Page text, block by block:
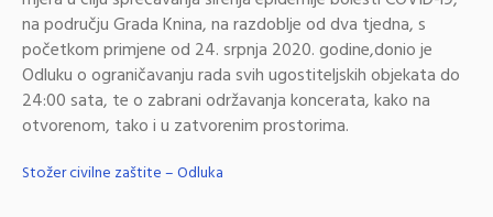
na području Grada Knina, na razdoblje od dva tjedna, s
početkom primjene od 24. srpnja 2020. godine,donio je
Odluku o ograničavanju rada svih ugostiteljskih objekata do
24:00 sata, te o zabrani održavanja koncerata, kako na
otvorenom, tako i u zatvorenim prostorima.
Stožer civilne zaštite – Odluka